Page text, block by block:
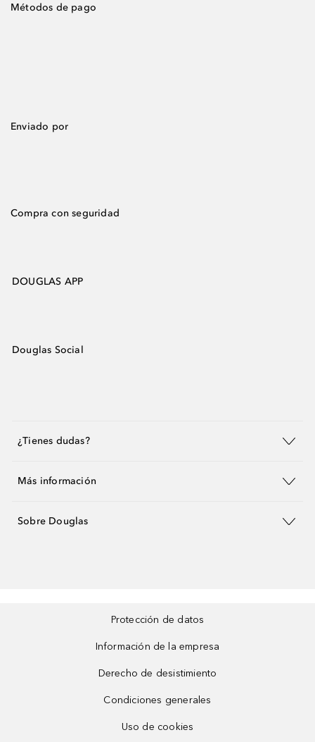
Métodos de pago
Enviado por
Compra con seguridad
DOUGLAS APP
Douglas Social
¿Tienes dudas?
Más información
Sobre Douglas
Protección de datos
Información de la empresa
Derecho de desistimiento
Condiciones generales
Uso de cookies